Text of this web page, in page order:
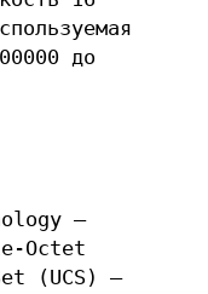
до
—
Octet
(UCS) —